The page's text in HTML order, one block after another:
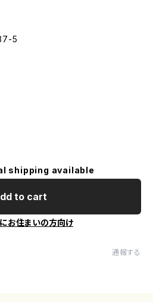
5
shipping available
to cart
お住まいの方向け
通報する